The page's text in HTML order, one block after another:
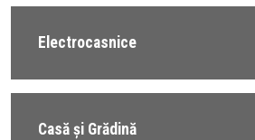
Electrocasnice
Casă și Grădină